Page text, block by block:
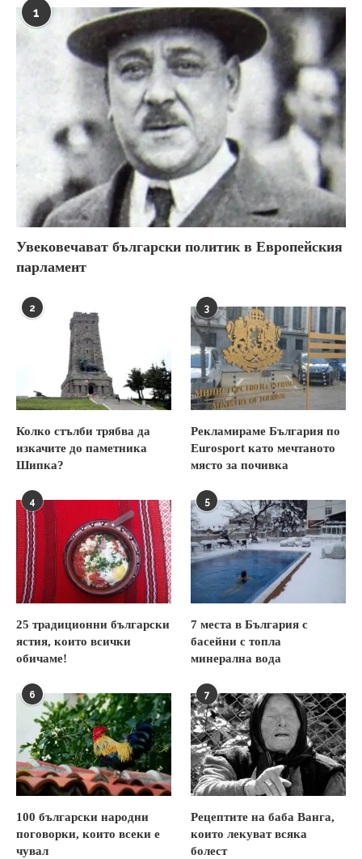
1
Увековечават български политик в Европейския
парламент
2
Колко стълби трябва да
изкачите до паметника
Шипка?
3
Рекламираме България по
Eurosport като мечтаното
място за почивка
4
25 традиционни български
ястия, които всички
обичаме!
5
7 места в България с
басейни с топла
минерална вода
6
100 български народни
поговорки, които всеки е
чувал
7
Рецептите на баба Ванга,
които лекуват всяка
болест